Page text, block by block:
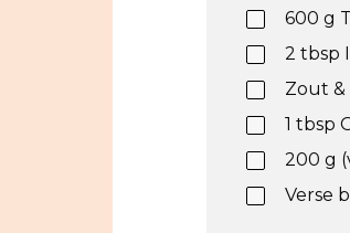
600 g
2 tbsp
Zout
1 tbsp
200 g
Verse